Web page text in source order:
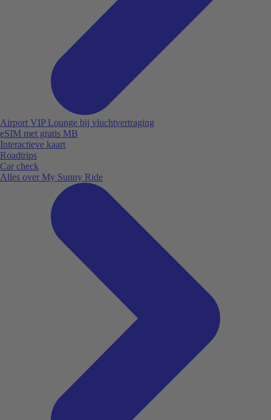
Airport VIP Lounge bij vluchtvertraging
eSIM met gratis MB
Interactieve kaart
Roadtrips
Car check
Alles over My Sunny Ride